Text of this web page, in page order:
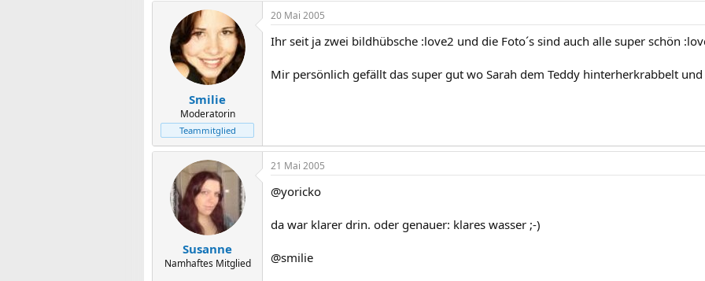
Smilie
Moderatorin
Teammitglied
20 Mai 2005
Ihr seit ja zwei bildhübsche :love2 und die Foto´s sind auch alle super schön
Mir persönlich gefällt das super gut wo Sarah dem Teddy hinterherkrabbelt
Susanne
Namhaftes Mitglied
21 Mai 2005
@yoricko
da war klarer drin. oder genauer: klares wasser ;-)
@smilie